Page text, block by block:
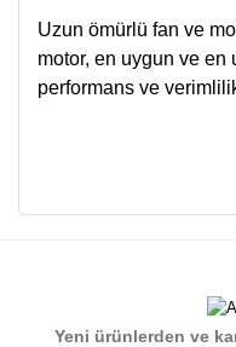
Uzun ömürlü fan ve
motor, en uygun ve
performans ve
Ürün resmi kalitesiz,
Yeni ürünlerden ve